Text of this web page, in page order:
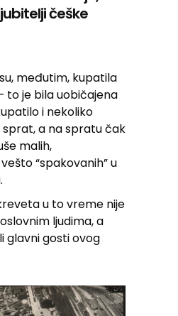
češke
međutim, kupatila
to je bila uobičajena
i nekoliko
a na spratu čak
malih,
“spakovanih” u
u to vreme nije
ljudima, a
glavni gosti ovog